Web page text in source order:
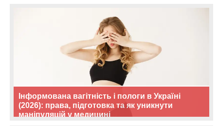
Інформована вагітність і пологи в Україні
(2026): права, підготовка та як уникнути
маніпуляцій у медицині